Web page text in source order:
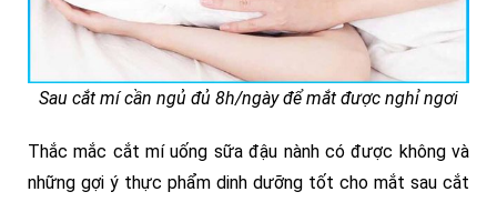
Sau cắt mí cần ngủ đủ 8h/ngày để mắt được nghỉ ngơi
Thắc mắc cắt mí uống sữa đậu nành có được không và
những gợi ý thực phẩm dinh dưỡng tốt cho mắt sau cắt